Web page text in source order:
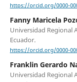
https://orcid.org/0000-
Fanny Maricela
Universidad Regional
Ecuador.
https://orcid.org/0000-
Franklin Gerardo
Universidad Regional